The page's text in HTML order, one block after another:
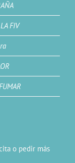
FIV
o pedir más